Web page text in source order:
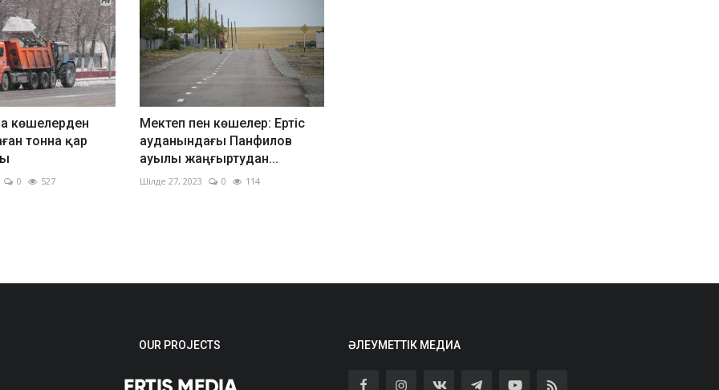
көшелерден
тонна қар
0 527
Мектеп пен көшелер: Ертіс
ауданындағы Панфилов
ауылы жаңғыртудан...
Шілде 27, 2023 0 114
OUR PROJECTS ӘЛЕУМЕТТІК МЕДИА